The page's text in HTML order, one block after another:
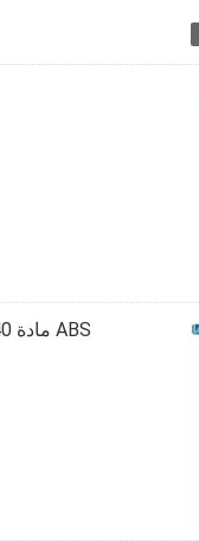
ABS مادة IP40 أحادية الطور MCB Box 4 طريقة للاستخدام الداخلي والخارجي